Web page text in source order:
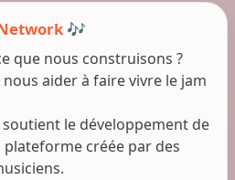
🎶
que nous construisons ?
aider à faire vivre le jam
le développement de
créée par des